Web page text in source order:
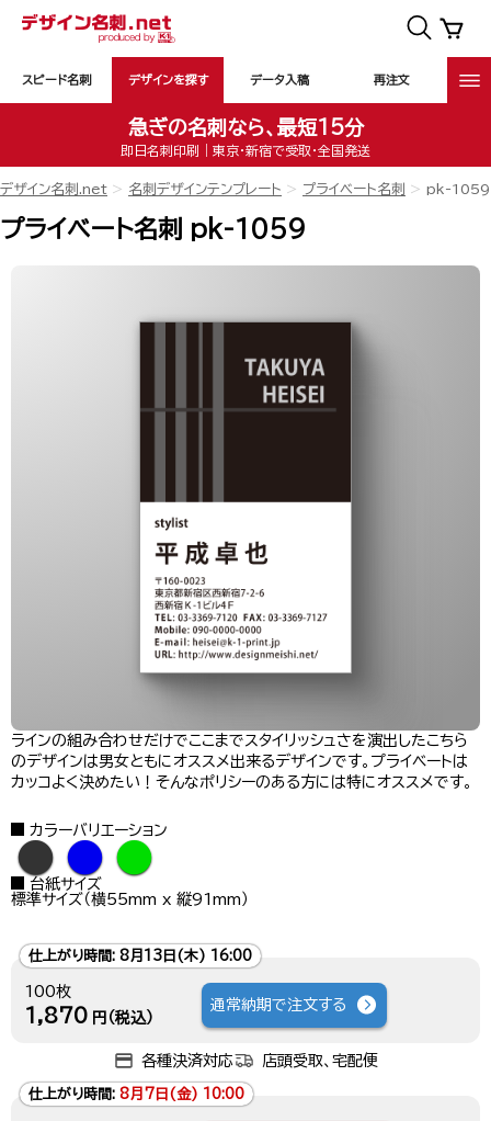
スピード名刺 デザインを探す データ入稿 再注文
急ぎの名刺なら、最短15分
即日名刺印刷｜東京・新宿で受取・全国発送
デザイン名刺.net 名刺デザインテンプレート プライベート名刺 pk-1059
プライベート名刺 pk-1059
ラインの組み合わせだけでここまでスタイリッシュさを演出したこちら
のデザインは男女ともにオススメ出来るデザインです。プライベートは
カッコよく決めたい！そんなポリシーのある方には特にオススメです。
カラーバリエーション
● ● ●
台紙サイズ
標準サイズ（横55mm x 縦91mm）
仕上がり時間: 8月13日(木) 16:00
100枚
1,870 円（税込）
通常納期で注文する
各種決済対応 店頭受取、宅配便
仕上がり時間: 8月7日(金) 10:00